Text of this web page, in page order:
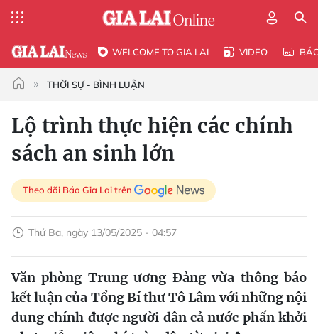
WELCOME TO GIA LAI VIDEO
THỜI SỰ - BÌNH LUẬN
Lộ trình thực hiện các chính
sách an sinh lớn
Theo dõi Báo Gia Lai trên
Thứ Ba, ngày 13/05/2025 - 04:57
Văn phòng Trung ương Đảng vừa thông báo
kết luận của Tổng Bí thư Tô Lâm với những nội
dung chính được người dân cả nước phấn khởi